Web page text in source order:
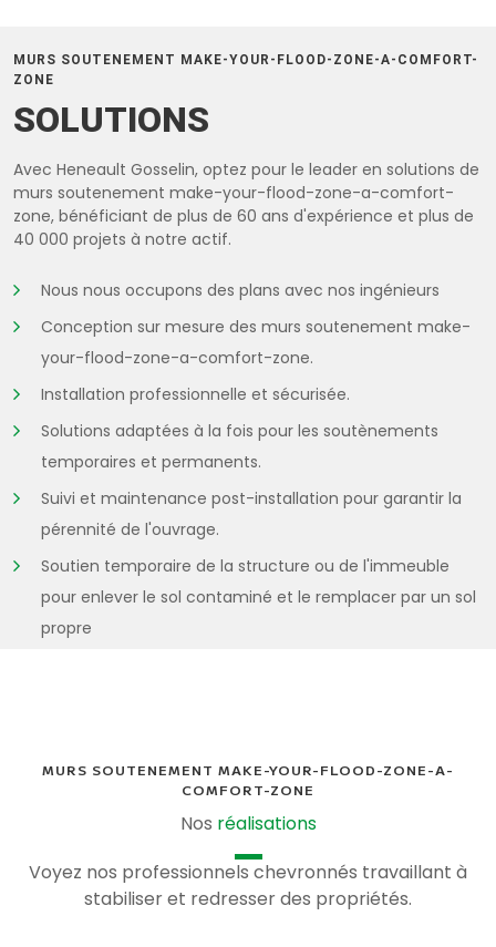
MURS SOUTENEMENT MAKE-YOUR-FLOOD-ZONE-A-COMFORT-
ZONE
SOLUTIONS
Avec Heneault Gosselin, optez pour le leader en solutions de
murs soutenement make-your-flood-zone-a-comfort-
zone, bénéficiant de plus de 60 ans d'expérience et plus de
40 000 projets à notre actif.
Nous nous occupons des plans avec nos ingénieurs
Conception sur mesure des murs soutenement make-
your-flood-zone-a-comfort-zone.
Installation professionnelle et sécurisée.
Solutions adaptées à la fois pour les soutènements
temporaires et permanents.
Suivi et maintenance post-installation pour garantir la
pérennité de l'ouvrage.
Soutien temporaire de la structure ou de l'immeuble
pour enlever le sol contaminé et le remplacer par un sol
propre
MURS SOUTENEMENT MAKE-YOUR-FLOOD-ZONE-A-
COMFORT-ZONE
Nos réalisations
Voyez nos professionnels chevronnés travaillant à
stabiliser et redresser des propriétés.